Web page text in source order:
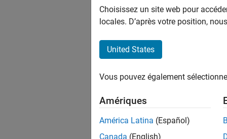
FILTRER
Les
Choisissez un site web pour
locales. D’après votre position,
United States
Vous pouvez également
Amériques
América Latina (Español)
Canada (English)